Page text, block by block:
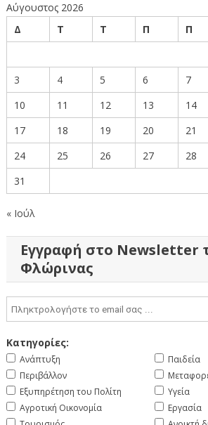
Αύγουστος 2026
Δ
Τ Τ Π Π
3
4 5 6 7
10
11 12 13 14
17
18 19 20 21
24
25 26 27 28
31
« Ιούλ
Εγγραφή στο Newsletter
Φλώρινας
Κατηγορίες:
Ανάπτυξη
Περιβάλλον
Εξυπηρέτηση του Πολίτη
Αγροτική Οικονομία
Παιδεία
Υγεία
Εργασία